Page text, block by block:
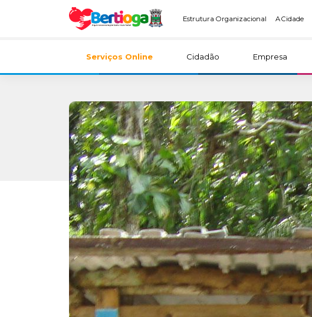
Estrutura Organizacional A Cidade
Serviços Online Cidadão Empresa